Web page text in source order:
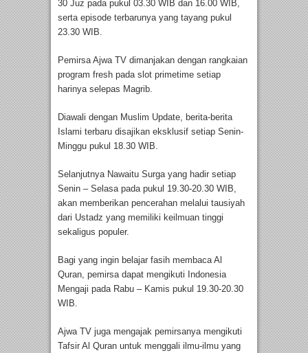
30 Juz pada pukul 03.30 WIB dan 16.00 WIB,
serta episode terbarunya yang tayang pukul
23.30 WIB.
Pemirsa Ajwa TV dimanjakan dengan rangkaian
program fresh pada slot primetime setiap
harinya selepas Magrib.
Diawali dengan Muslim Update, berita-berita
Islami terbaru disajikan eksklusif setiap Senin-
Minggu pukul 18.30 WIB.
Selanjutnya Nawaitu Surga yang hadir setiap
Senin – Selasa pada pukul 19.30-20.30 WIB,
akan memberikan pencerahan melalui tausiyah
dari Ustadz yang memiliki keilmuan tinggi
sekaligus populer.
Bagi yang ingin belajar fasih membaca Al
Quran, pemirsa dapat mengikuti Indonesia
Mengaji pada Rabu – Kamis pukul 19.30-20.30
WIB.
Ajwa TV juga mengajak pemirsanya mengikuti
Tafsir Al Quran untuk menggali ilmu-ilmu yang